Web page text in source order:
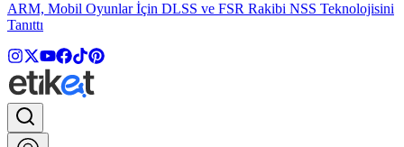
ARM, Mobil Oyunlar İçin DLSS ve FSR Rakibi NSS Teknolojisini
Tanıttı